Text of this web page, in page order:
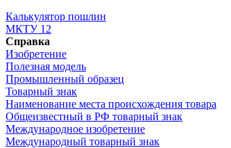
Калькулятор пошлин
МКТУ 12
Справка
Изобретение
Полезная модель
Промышленный образец
Товарный знак
Наименование места происхождения товара
Общеизвестный в РФ товарный знак
Международное изобретение
Международный товарный знак